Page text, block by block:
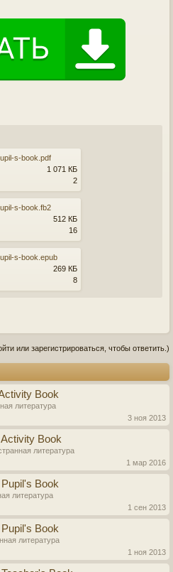
s-book.pdf
1 071 КБ
2
s-book.fb2
512 КБ
16
s-book.epub
269 КБ
8
или зарегистрироваться, чтобы ответить.)
Book
литература
3 ноя 2013
Book
литература
1 мар 2016
Book
литература
1 сен 2013
Book
литература
1 ноя 2013